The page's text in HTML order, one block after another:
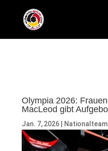
Olympia 2026:
MacLeod gibt
Jan. 7, 2026| Nationalteam